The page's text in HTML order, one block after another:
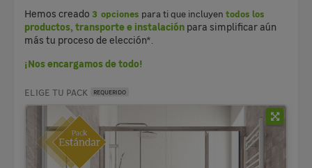
Hemos creado 3 opciones para ti que incluyen todos los
productos, transporte e instalación para simplificar aún
más tu proceso de elección*.
¡Nos encargamos de todo!
ELIGE TU PACK REQUERIDO